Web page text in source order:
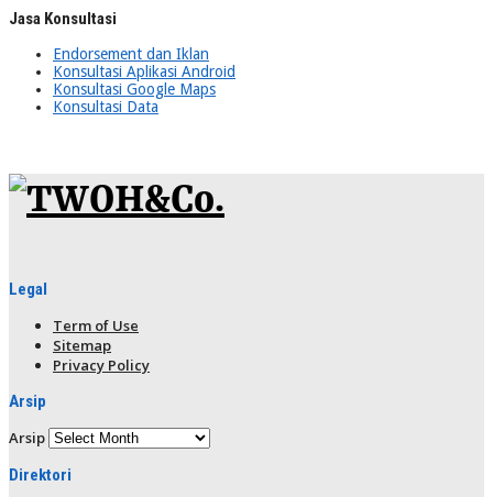
Jasa Konsultasi
Endorsement dan Iklan
Konsultasi Aplikasi Android
Konsultasi Google Maps
Konsultasi Data
Legal
Term of Use
Sitemap
Privacy Policy
Arsip
Arsip
Direktori